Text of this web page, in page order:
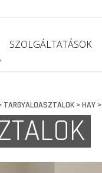
SZOLGÁLTATÁSOK
TARGYALOASZTALOK>HAY>